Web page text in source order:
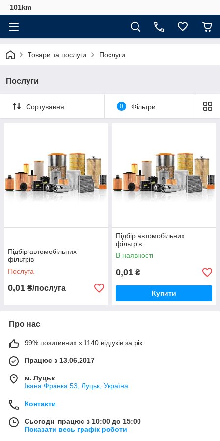
101km
Товари та послуги Послуги
Послуги
Сортування 0 Фільтри
Підбір автомобільних
фільтрів
Послуга
0,01 ₴/послуга
Підбір автомобільних
фільтрів
В наявності
0,01 ₴
Купити
Про нас
99% позитивних з 1140 відгуків за рік
Працює з 13.06.2017
м. Луцьк
Івана Франка 53, Луцьк, Україна
Контакти
Сьогодні працює з 10:00 до 15:00
Показати весь графік роботи